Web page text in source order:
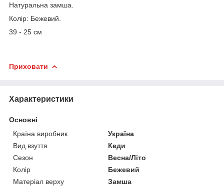
Натуральна замша.
Колір: Бежевий.
39 - 25 см
Приховати
Характеристики
Основні
Країна виробник
Україна
Вид взуття
Кеди
Сезон
Весна/Літо
Колір
Бежевий
Матеріал верху
Замша